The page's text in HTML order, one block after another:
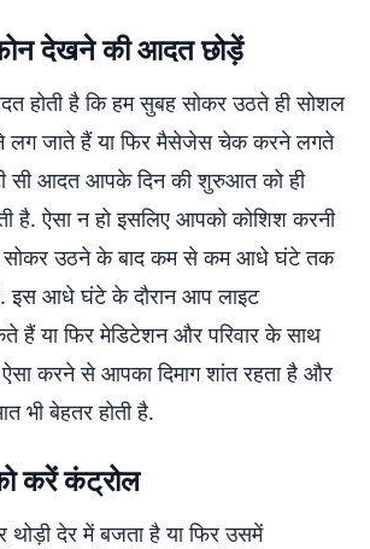
देखने की आदत छोड़ें
होती है कि हम सुबह सोकर उठते ही सोशल
लग जाते हैं या फिर मैसेजेस चेक करने लगते
सी आदत आपके दिन की शुरुआत को ही
है. ऐसा न हो इसलिए आपको कोशिश करनी
सोकर उठने के बाद कम से कम आधे घंटे तक
इस आधे घंटे के दौरान आप लाइट
हैं या फिर मेडिटेशन और परिवार के साथ
करने से आपका दिमाग शांत रहता है और
बेहतर होती है.
करें कंट्रोल
देर में बजता है या फिर उसमें